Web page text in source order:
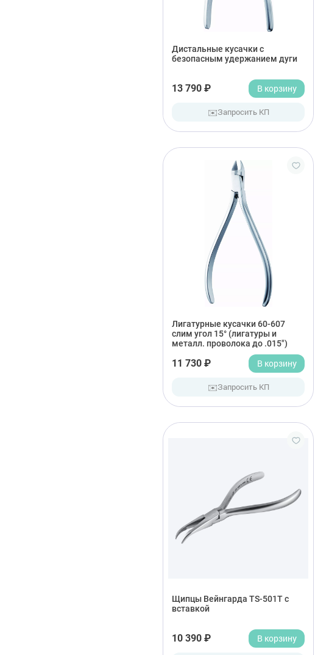
Дистальные кусачки с
безопасным удержанием дуги
13 790 ₽ В корзину
✉️Запросить КП
Лигатурные кусачки 60-607
слим угол 15° (лигатуры и
металл. проволока до .015")
11 730 ₽ В корзину
✉️Запросить КП
Щипцы Вейнгарда TS-501T с
вставкой
10 390 ₽ В корзину